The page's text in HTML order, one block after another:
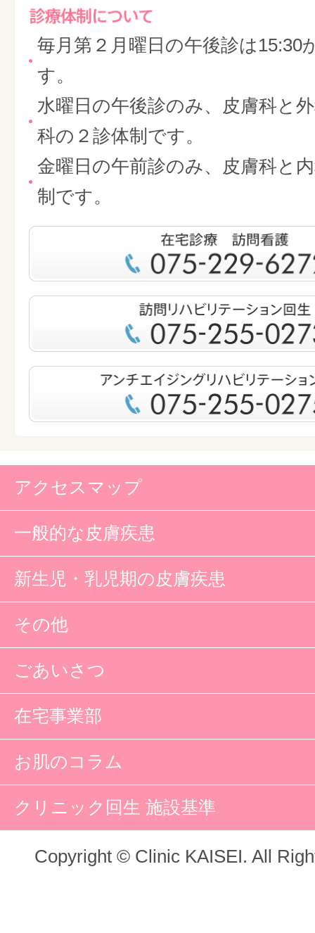
毎月第２月曜日の午後診は15:30
す。
水曜日の午後診のみ、皮膚科と
科の２診体制です。
金曜日の午前診のみ、皮膚科と
制です。
アクセスマップ
一般的な皮膚疾患
新生児・乳児期の皮膚疾患
その他
ごあいさつ
在宅事業部
お肌のコラム
クリニック回生 施設基準
Copyright © Clinic KAISEI. All